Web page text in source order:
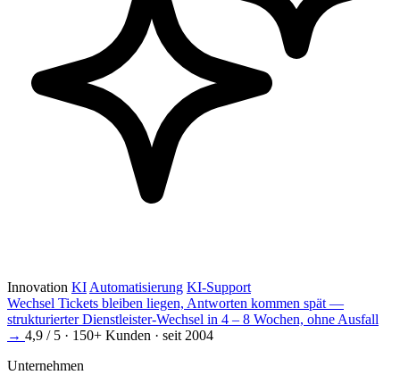
Innovation KI Automatisierung KI-Support
Wechsel Tickets bleiben liegen, Antworten kommen spät —
strukturierter Dienstleister-Wechsel in 4 – 8 Wochen, ohne Ausfall
→ 4,9 / 5 · 150+ Kunden · seit 2004
Unternehmen